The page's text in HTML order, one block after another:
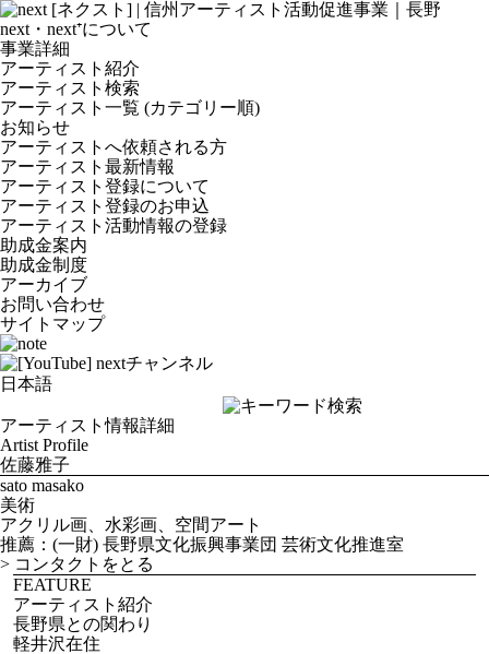
next・next⁺について
事業詳細
アーティスト紹介
アーティスト検索
アーティスト一覧 (カテゴリー順)
お知らせ
アーティストへ依頼される方
アーティスト最新情報
アーティスト登録について
アーティスト登録のお申込
アーティスト活動情報の登録
助成金案内
助成金制度
アーカイブ
お問い合わせ
サイトマップ
アーティスト情報詳細
Artist Profile
佐藤雅子
sato masako
美術
アクリル画、水彩画、空間アート
推薦：(一財) 長野県文化振興事業団 芸術文化推進室
> コンタクトをとる
FEATURE
アーティスト紹介
長野県との関わり
軽井沢在住